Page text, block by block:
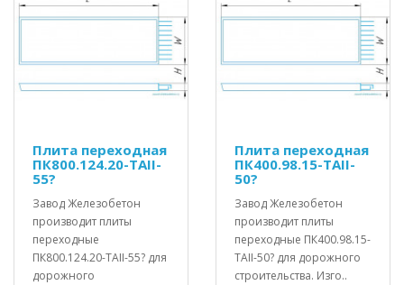
Плита переходная
ПК800.124.20-ТАII-
55?
Завод Железобетон
производит плиты
переходные
ПК800.124.20-ТАII-55? для
дорожного
Плита переходная
ПК400.98.15-ТАII-
50?
Завод Железобетон
производит плиты
переходные ПК400.98.15-
ТАII-50? для дорожного
строительства. Изго..